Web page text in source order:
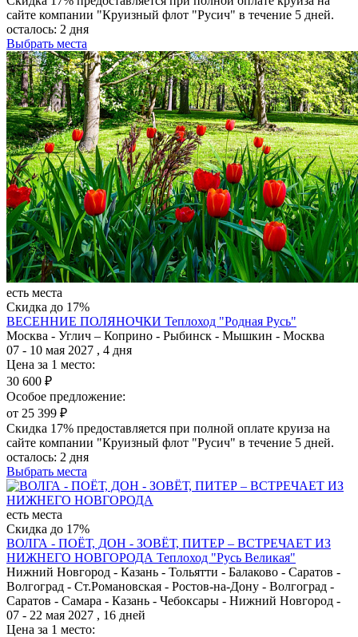
сайте компании "Круизный флот "Русич" в течение 5 дней.
осталось: 2 дня
Выбрать места
есть места
Скидка до 17%
ВЕСЕННИЕ ПОЛЯНОЧКИ Теплоход "Родная Русь"
Москва - Углич – Коприно - Рыбинск - Мышкин - Москва
07 - 10 мая 2027 , 4 дня
Цена за 1 место:
30 600 ₽
Особое предложение:
от 25 399 ₽
Скидка 17% предоставляется при полной оплате круиза на
сайте компании "Круизный флот "Русич" в течение 5 дней.
осталось: 2 дня
Выбрать места
есть места
Скидка до 17%
ВОЛГА - ПОЁТ, ДОН - ЗОВЁТ, ПИТЕР – ВСТРЕЧАЕТ ИЗ
НИЖНЕГО НОВГОРОДА Теплоход "Русь Великая"
Нижний Новгород - Казань - Тольятти - Балаково - Саратов -
Волгоград - Ст.Романовская - Ростов-на-Дону - Волгоград -
Саратов - Самара - Казань - Чебоксары - Нижний Новгород -
07 - 22 мая 2027 , 16 дней
Цена за 1 место: